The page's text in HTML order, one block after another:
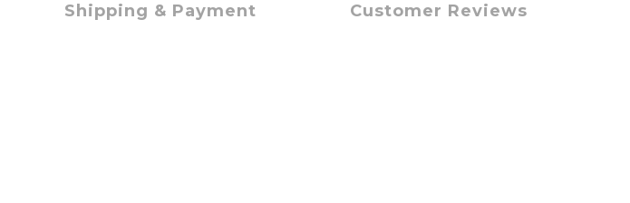
Shipping & Payment Customer Reviews